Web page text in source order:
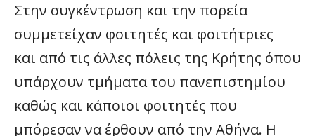
Στην συγκέντρωση και την πορεία
συμμετείχαν φοιτητές και φοιτήτριες
και από τις άλλες πόλεις της Κρήτης όπου
υπάρχουν τμήματα του πανεπιστημίου
καθώς και κάποιοι φοιτητές που
μπόρεσαν να έρθουν από την Αθήνα. Η